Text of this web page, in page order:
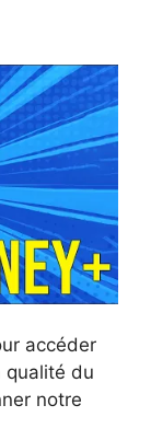
accéder
qualité du
notre